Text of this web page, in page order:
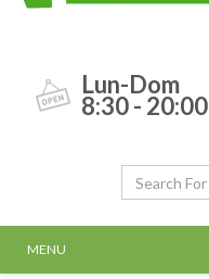
Lun-Dom
8:30 - 20:00
MENU